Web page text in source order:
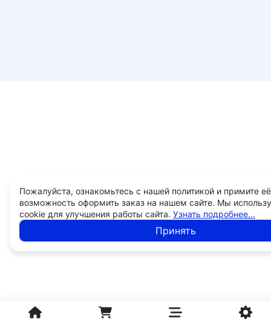
Пожалуйста, ознакомьтесь с нашей политикой и примите
возможность оформить заказ на нашем сайте. Мы
cookie для улучшения работы сайта. Узнать подробнее...
Принять